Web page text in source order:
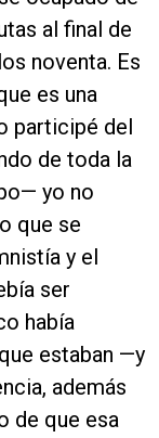
al final de
noventa. Es
es una
participé del
de toda la
yo no
que se
y el
ser
había
estaban —y
además
de que esa